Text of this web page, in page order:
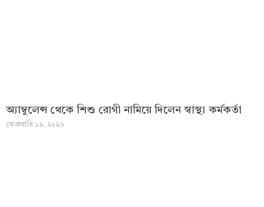
অ্যাম্বুলেন্স থেকে শিশু রোগী নামিয়ে দিলেন স্বাস্থ্য কর্মকর্তা
ফেব্রুয়ারি ১৯, ২০২৬